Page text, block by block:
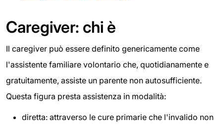
Caregiver: chi è
Il caregiver può essere definito genericamente come
l'assistente familiare volontario che, quotidianamente e
gratuitamente, assiste un parente non autosufficiente.
Questa figura presta assistenza in modalità:
diretta: attraverso le cure primarie che l'invalido non